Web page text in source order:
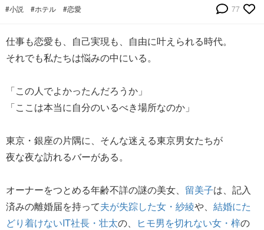
#小説 #ホテル #恋愛 77
仕事も恋愛も、自己実現も、自由に叶えられる時代。
それでも私たちは悩みの中にいる。
「この人でよかったんだろうか」
「ここは本当に自分のいるべき場所なのか」
東京・銀座の片隅に、そんな迷える東京男女たちが
夜な夜な訪れるバーがある。
オーナーをつとめる年齢不詳の謎の美女、 留美子は、記入
済みの離婚届を持って夫が失踪した女・紗綾や、 結婚にた
どり着けないIT社長・壮太の、 ヒモ男を切れない女・梓の